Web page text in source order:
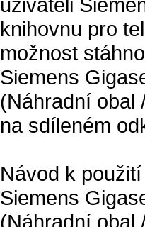
knihovnu pro
možnost
Siemens
(Náhradní obal
na sdíleném
Návod k
Siemens
(Náhradní obal